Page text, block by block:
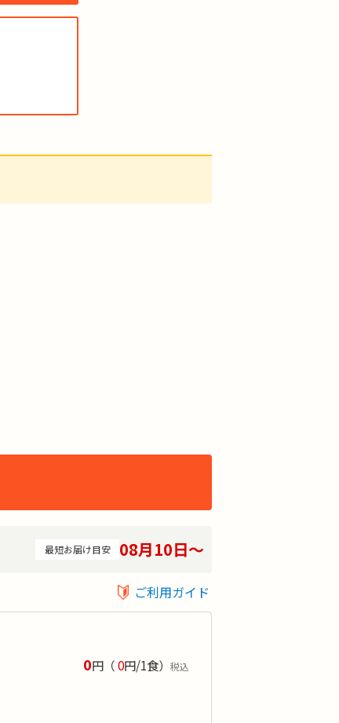
最短お届け目安 08月10日〜
ご利用ガイド
0円 （0円/1食） 税込